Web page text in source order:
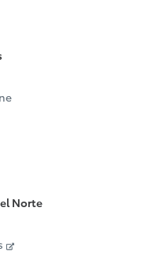
Norte